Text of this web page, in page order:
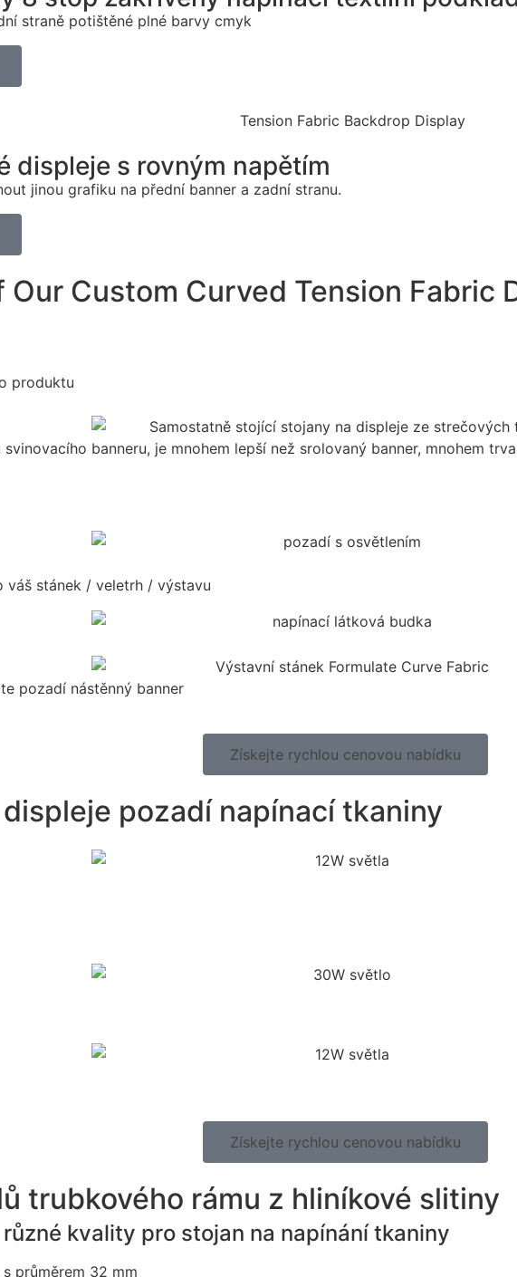
straně potištěné plné barvy cmyk
displeje s rovným napětím
jinou grafiku na přední banner a zadní stranu.
Custom Curved Tension Fabric
produktu
banneru, je mnohem lepší než srolovaný banner, mnohem
váš stánek / veletrh / výstavu
pozadí nástěnný banner
Získejte rychlou cenovou nabídku
pozadí napínací tkaniny
Získejte rychlou cenovou nabídku
trubkového rámu z hliníkové slitiny
kvality pro stojan na napínání tkaniny
průměrem 32 mm